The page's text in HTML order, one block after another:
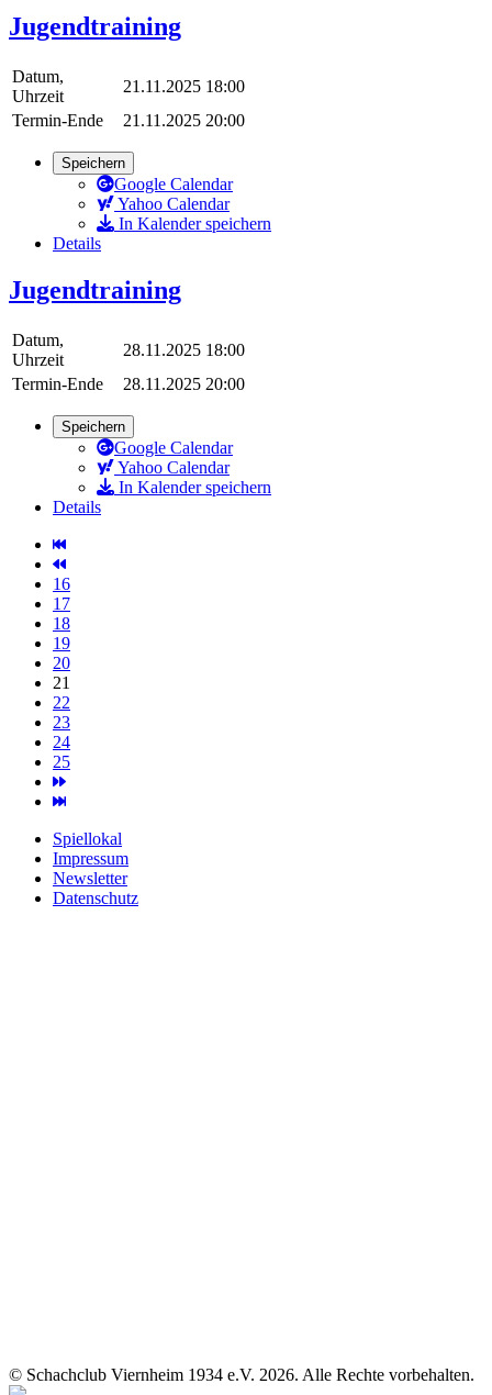
Jugendtraining
Datum,
Uhrzeit
21.11.2025 18:00
Termin-Ende
21.11.2025 20:00
Speichern
Google Calendar
Yahoo Calendar
In Kalender speichern
Details
Jugendtraining
Datum,
Uhrzeit
28.11.2025 18:00
Termin-Ende
28.11.2025 20:00
Speichern
Google Calendar
Yahoo Calendar
In Kalender speichern
Details
16
17
18
19
20
21
22
23
24
25
Spiellokal
Impressum
Newsletter
Datenschutz
© Schachclub Viernheim 1934 e.V. 2026. Alle Rechte vorbehalten.